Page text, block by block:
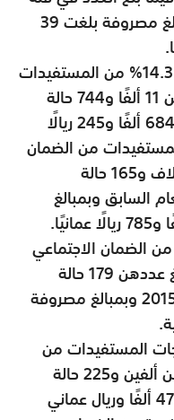
العاجزين 25 ألفًا و507 حالات بمبالغ مصروفة بلغت 39
واستحوذت المطلقات على نسبة 14.3% من المستفيدات
من الضمان الاجتماعي فبلغ عددهن 11 ألفًا و744 حالة
بمبالغ مصروفة بلغت 12 مليونًا و684 ألفًا و245 ريالًا
من الضمان
الاجتماعي 7.5% ليبلغ عددهن 6 آلاف و165 حالة
حالة عن العام السابق وبمبالغ
الضمان الاجتماعي
اللاتي هجرهن أزواجهن 0.2% ليبلغ عددهن 179 حالة
بانخفاض نسبته 25.7% عن العام 2015 وبمبالغ مصروفة
المستفيدات من
الضمان الاجتماعي 3% فبلغ عددهن ألفين و225 حالة
بمبالغ مصروفة بلغت مليونين و476 ألفًا وريال عماني